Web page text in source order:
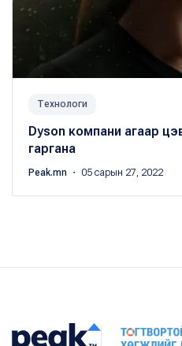
Технологи
Dyson компани агаар
гаргана
Peak.mn ・ 05 сарын 27, 2022